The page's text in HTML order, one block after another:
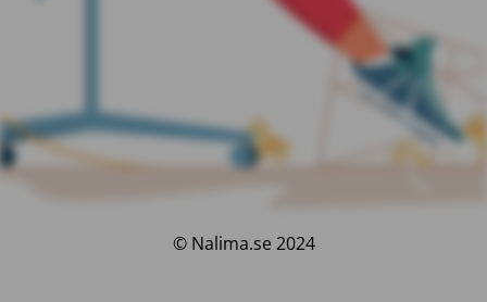
© Nalima.se 2024